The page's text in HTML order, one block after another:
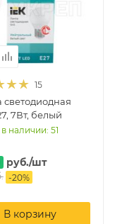
15
светодиодная
7Вт, белый
в наличии: 51
руб./шт
-20%
В корзину